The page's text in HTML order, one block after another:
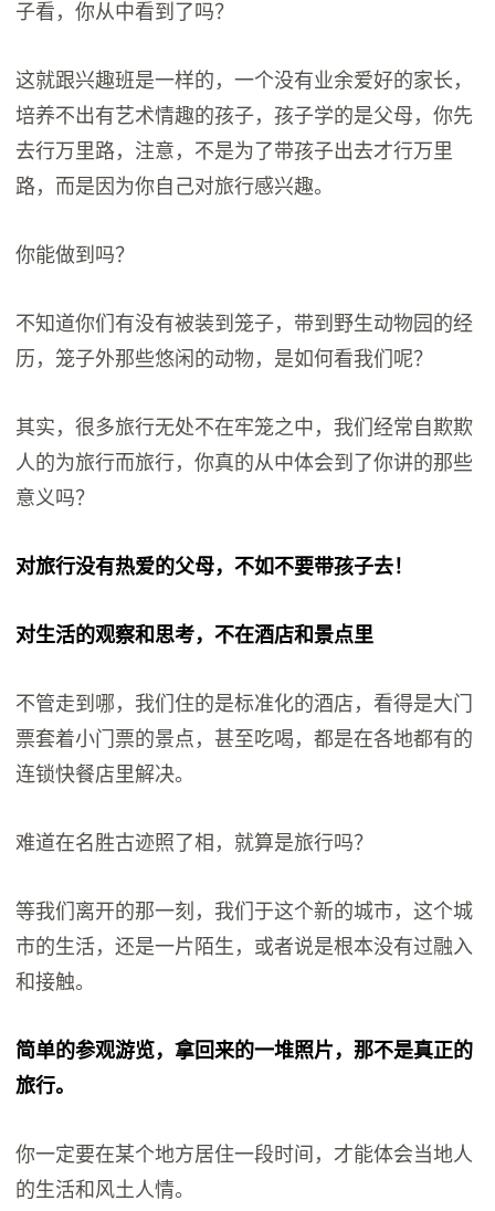
子看，你从中看到了吗？
这就跟兴趣班是一样的，一个没有业余爱好的家长，
培养不出有艺术情趣的孩子，孩子学的是父母，你先
去行万里路，注意，不是为了带孩子出去才行万里
路，而是因为你自己对旅行感兴趣。
你能做到吗？
不知道你们有没有被装到笼子，带到野生动物园的经
历，笼子外那些悠闲的动物，是如何看我们呢？
其实，很多旅行无处不在牢笼之中，我们经常自欺欺
人的为旅行而旅行，你真的从中体会到了你讲的那些
意义吗？
对旅行没有热爱的父母，不如不要带孩子去！
对生活的观察和思考，不在酒店和景点里
不管走到哪，我们住的是标准化的酒店，看得是大门
票套着小门票的景点，甚至吃喝，都是在各地都有的
连锁快餐店里解决。
难道在名胜古迹照了相，就算是旅行吗？
等我们离开的那一刻，我们于这个新的城市，这个城
市的生活，还是一片陌生，或者说是根本没有过融入
和接触。
简单的参观游览，拿回来的一堆照片，那不是真正的
旅行。
你一定要在某个地方居住一段时间，才能体会当地人
的生活和风土人情。